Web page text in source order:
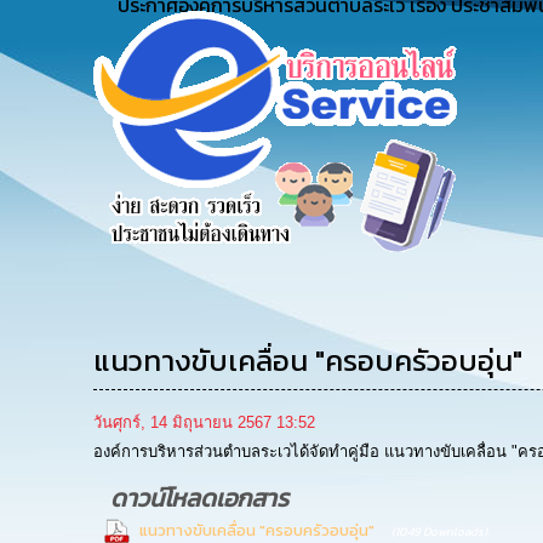
ข้อมูลการ
ติดต่อ
สายด่วนผู้
บริหาร
รับฟังความ
คิดเห็น
ประชาชน
แนวทางขับเคลื่อน "ครอบครัวอบอุ่น"
วันศุกร์, 14 มิถุนายน 2567 13:52
องค์การบริหารส่วนตำบลระเวได้จัดทำคู่มือ แนวทางขับเคลื่อน "
ดาวน์โหลดเอกสาร
แนวทางขับเคลื่อน "ครอบครัวอบอุ่น"